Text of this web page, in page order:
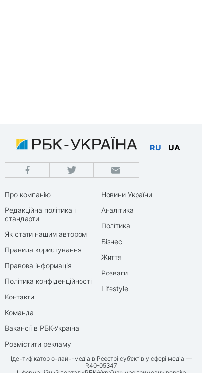
RU UA
Про компанію
Редакційна політика і
стандарти
Як стати нашим автором
Правила користування
Правова інформація
Політика конфіденційності
Контакти
Команда
Вакансії в РБК-Україна
Розмістити рекламу
Новини України
Аналітика
Політика
Бізнес
Життя
Розваги
Lifestyle
Ідентифікатор онлайн-медіа в Реєстрі суб’єктів у сфері медіа —
R40-05347